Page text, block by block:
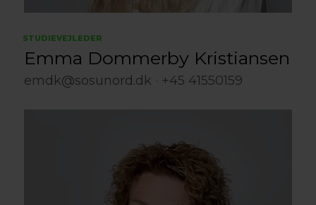
STUDIEVEJLEDER
Emma Dommerby Kristiansen
emdk@sosunord.dk +45 41550159